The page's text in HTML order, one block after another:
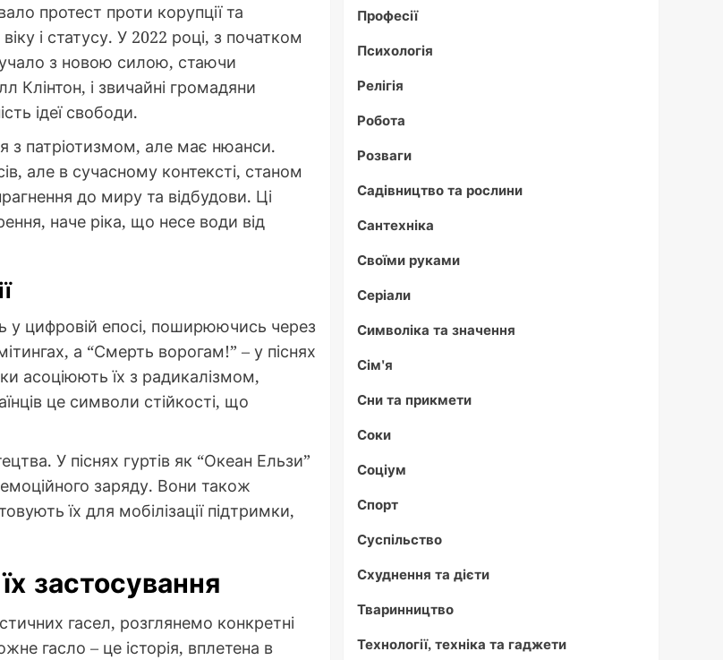
протест проти корупції та
і статусу. У 2022 році, з початком
з новою силою, стаючи
Клінтон, і звичайні громадяни
ідеї свободи.
з патріотизмом, але має нюанси.
але в сучасному контексті, станом
до миру та відбудови. Ці
наче ріка, що несе води від
у цифровій епосі, поширюючись через
а “Смерть ворогам!” – у піснях
асоціюють їх з радикалізмом,
це символи стійкості, що
У піснях гуртів як “Океан Ельзи”
заряду. Вони також
їх для мобілізації підтримки,
застосування
гасел, розглянемо конкретні
гасло – це історія, вплетена в
Професії
Психологія
Релігія
Робота
Розваги
Садівництво та рослини
Сантехніка
Своїми руками
Серіали
Символіка та значення
Сім'я
Сни та прикмети
Соки
Соціум
Спорт
Суспільство
Схуднення та дієти
Тваринництво
Технології, техніка та гаджети